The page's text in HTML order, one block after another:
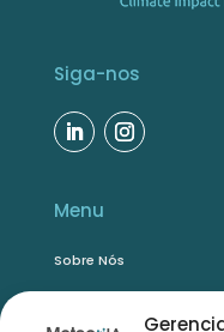
Siga-nos
Menu
Sobre Nós
Soluções